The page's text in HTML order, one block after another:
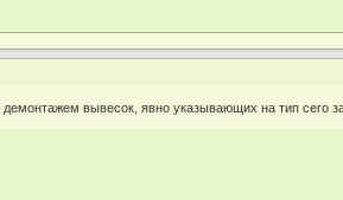
вывесок, явно указывающих на тип сего